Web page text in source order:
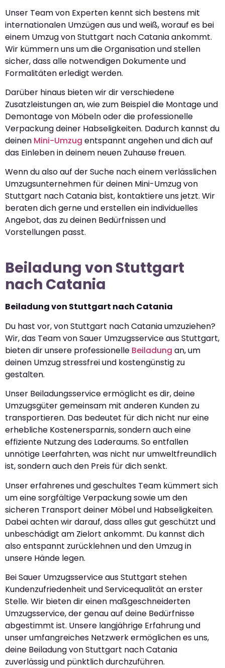
Unser Team von Experten kennt sich bestens mit
internationalen Umzügen aus und weiß, worauf es bei
einem Umzug von Stuttgart nach Catania ankommt.
Wir kümmern uns um die Organisation und stellen
sicher, dass alle notwendigen Dokumente und
Formalitäten erledigt werden.
Darüber hinaus bieten wir dir verschiedene
Zusatzleistungen an, wie zum Beispiel die Montage und
Demontage von Möbeln oder die professionelle
Verpackung deiner Habseligkeiten. Dadurch kannst du
deinen Mini-Umzug entspannt angehen und dich auf
das Einleben in deinem neuen Zuhause freuen.
Wenn du also auf der Suche nach einem verlässlichen
Umzugsunternehmen für deinen Mini-Umzug von
Stuttgart nach Catania bist, kontaktiere uns jetzt. Wir
beraten dich gerne und erstellen ein individuelles
Angebot, das zu deinen Bedürfnissen und
Vorstellungen passt.
Beiladung von Stuttgart
nach Catania
Beiladung von Stuttgart nach Catania
Du hast vor, von Stuttgart nach Catania umzuziehen?
Wir, das Team von Sauer Umzugsservice aus Stuttgart,
bieten dir unsere professionelle Beiladung an, um
deinen Umzug stressfrei und kostengünstig zu
gestalten.
Unser Beiladungsservice ermöglicht es dir, deine
Umzugsgüter gemeinsam mit anderen Kunden zu
transportieren. Das bedeutet für dich nicht nur eine
erhebliche Kostenersparnis, sondern auch eine
effiziente Nutzung des Laderaums. So entfallen
unnötige Leerfahrten, was nicht nur umweltfreundlich
ist, sondern auch den Preis für dich senkt.
Unser erfahrenes und geschultes Team kümmert sich
um eine sorgfältige Verpackung sowie um den
sicheren Transport deiner Möbel und Habseligkeiten.
Dabei achten wir darauf, dass alles gut geschützt und
unbeschädigt am Zielort ankommt. Du kannst dich
also entspannt zurücklehnen und den Umzug in
unsere Hände legen.
Bei Sauer Umzugsservice aus Stuttgart stehen
Kundenzufriedenheit und Servicequalität an erster
Stelle. Wir bieten dir einen maßgeschneiderten
Umzugsservice, der genau auf deine Bedürfnisse
abgestimmt ist. Unsere langjährige Erfahrung und
unser umfangreiches Netzwerk ermöglichen es uns,
deine Beiladung von Stuttgart nach Catania
zuverlässig und pünktlich durchzuführen.